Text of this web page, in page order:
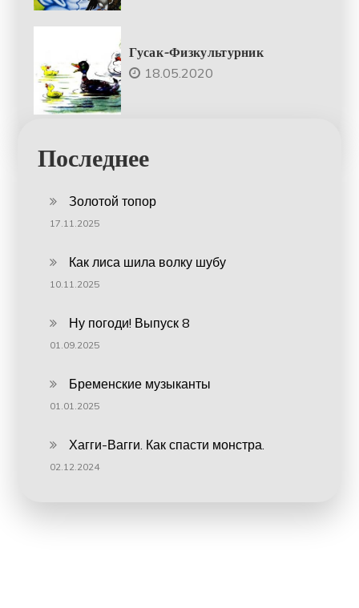
Гусак-Физкультурник
18.05.2020
Последнее
Золотой топор
17.11.2025
Как лиса шила волку шубу
10.11.2025
Ну погоди! Выпуск 8
01.09.2025
Бременские музыканты
01.01.2025
Хагги-Вагги. Как спасти монстра.
02.12.2024